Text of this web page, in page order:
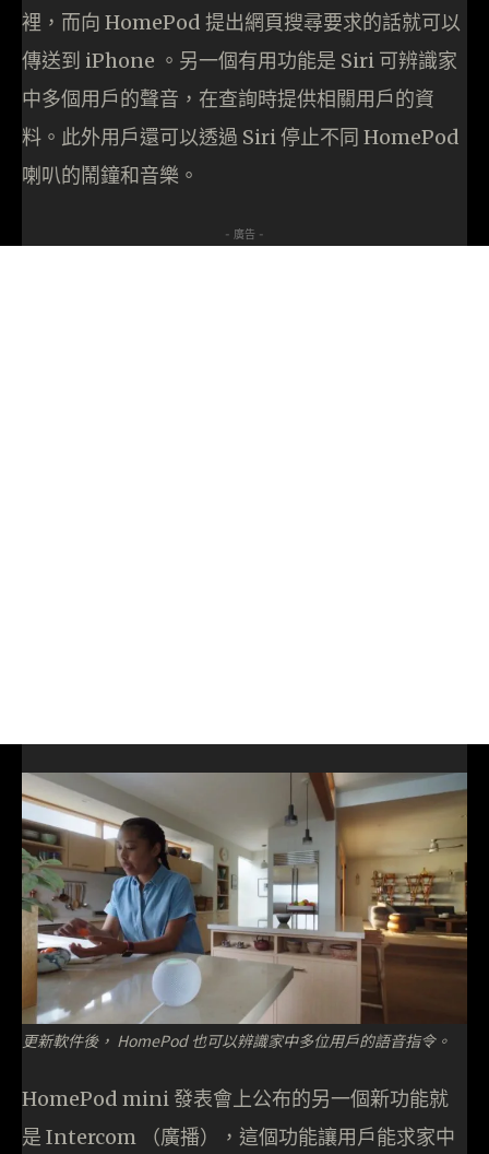
裡，而向 HomePod 提出網頁搜尋要求的話就可以
傳送到 iPhone 。另一個有用功能是 Siri 可辨識家
中多個用戶的聲音，在查詢時提供相關用戶的資
料。此外用戶還可以透過 Siri 停止不同 HomePod
喇叭的鬧鐘和音樂。
- 廣告 -
更新軟件後， HomePod 也可以辨識家中多位用戶的語音指令。
HomePod mini 發表會上公布的另一個新功能就
是 Intercom （廣播），這個功能讓用戶能求家中